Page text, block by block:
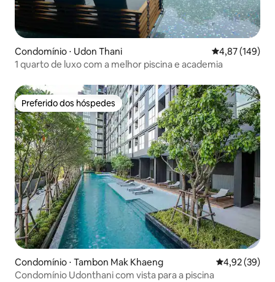
Condomínio ⋅ Udon Thani 4,87 de uma
4,87 (149)
1 quarto de luxo com a melhor piscina e academia
Preferido dos hóspedes
Preferido dos hóspedes
Condomínio ⋅ Tambon Mak Khaeng 4,92 de uma
4,92 (39)
Condomínio Udonthani com vista para a piscina